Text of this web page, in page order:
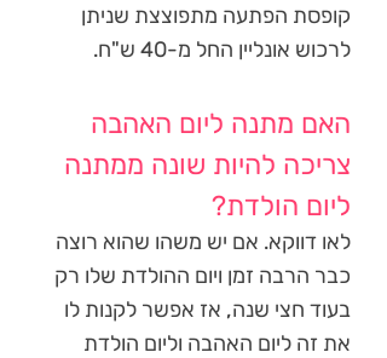
קופסת הפתעה מתפוצצת שניתן
לרכוש אונליין החל מ-40 ש"ח.
האם מתנה ליום האהבה
צריכה להיות שונה ממתנה
ליום הולדת?
לאו דווקא. אם יש משהו שהוא רוצה
כבר הרבה זמן ויום ההולדת שלו רק
בעוד חצי שנה, אז אפשר לקנות לו
את זה ליום האהבה וליום הולדת